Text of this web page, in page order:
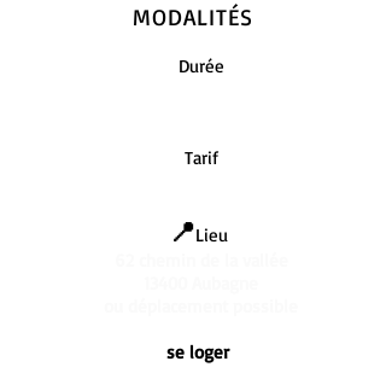
MODALITÉS
Durée
Tarif
📍Lieu
se loger